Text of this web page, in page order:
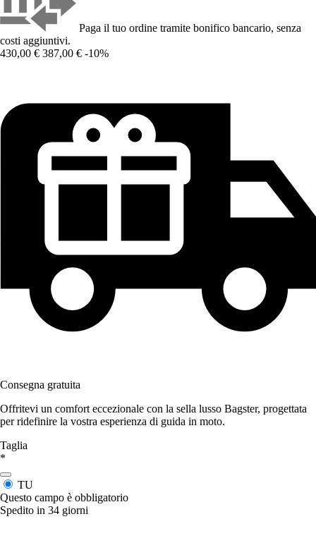
Paga il tuo ordine tramite bonifico bancario, senza
costi aggiuntivi.
430,00 € 387,00 € -10%
Consegna gratuita
Offritevi un comfort eccezionale con la sella lusso Bagster, progettata
per ridefinire la vostra esperienza di guida in moto.
Taglia
*
TU
Questo campo è obbligatorio
Spedito in 34 giorni